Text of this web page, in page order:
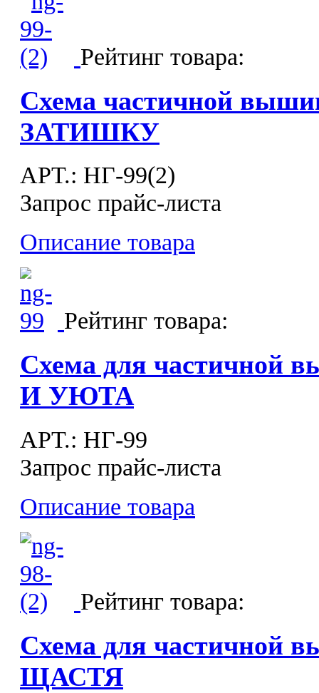
Рейтинг товара:
Схема частичной
ЗАТИШКУ
APT.: НГ-99(2)
Запрос прайс-листа
Описание товара
Рейтинг товара:
Схема для частичной
И УЮТА
APT.: НГ-99
Запрос прайс-листа
Описание товара
Рейтинг товара:
Схема для частичной
ЩАСТЯ